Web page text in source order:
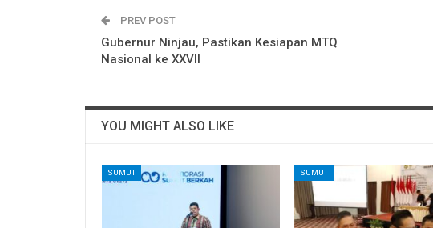
PREV POST
Gubernur Ninjau, Pastikan Kesiapan MTQ
Nasional ke XXVII
YOU MIGHT ALSO LIKE
SUMUT SUMUT